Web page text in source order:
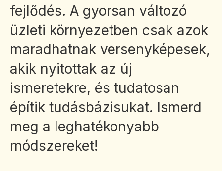
fejlődés. A gyorsan változó
üzleti környezetben csak azok
maradhatnak versenyképesek,
akik nyitottak az új
ismeretekre, és tudatosan
építik tudásbázisukat. Ismerd
meg a leghatékonyabb
módszereket!